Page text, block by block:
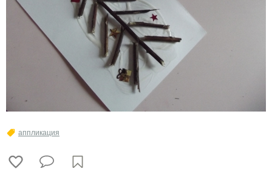
аппликация